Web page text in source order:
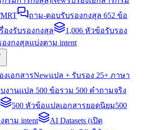
ถาม-ตอบรับรองกงสุล 652 ข้อ
องรับรองกงสุล
1,006 หัวข้อรับรอง
งกงสุลแบ่งตาม intent
เอกสารNewแปล + รับรอง 25+ ภาษา
งานแปล 500 ข้อรวม 500 คำถามจริง
500 หัวข้อแปลเอกสารยอดนิยม500
ตาม intent
AI Datasets (เปิด